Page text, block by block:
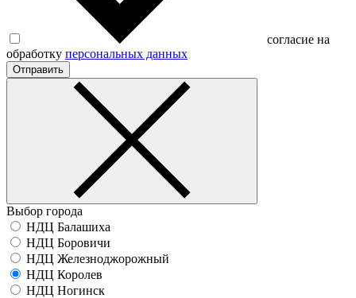
согласие на
обработку персональных данных
Отправить
Выбор города
НДЦ Балашиха
НДЦ Боровичи
НДЦ Железноджорожный
НДЦ Королев
НДЦ Ногинск